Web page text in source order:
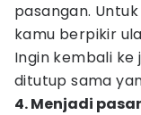
pasangan.
kamu berpikir
Ingin kembali
ditutup sama
4. Menjadi